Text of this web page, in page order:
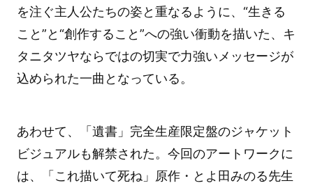
を注ぐ主人公たちの姿と重なるように、“生きる
こと”と“創作すること”への強い衝動を描いた、キ
タニタツヤならではの切実で力強いメッセージが
込められた一曲となっている。
あわせて、「遺書」完全生産限定盤のジャケット
ビジュアルも解禁された。今回のアートワークに
は、「これ描いて死ね」原作・とよ田みのる先生